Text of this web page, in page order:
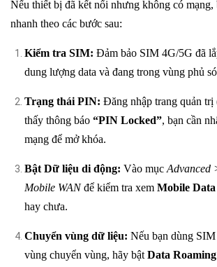
Nếu thiết bị đã kết nối nhưng không có mạng,
nhanh theo các bước sau:
Kiểm tra SIM: Đảm bảo SIM 4G/5G đã
dung lượng data và đang trong vùng phủ
Trạng thái PIN: Đăng nhập trang quản trị
thấy thông báo “PIN Locked”, bạn cần
mạng để mở khóa.
Bật Dữ liệu di động: Vào mục Advanced
Mobile WANđể kiểm tra xem Mobile Data
hay chưa.
Chuyển vùng dữ liệu: Nếu bạn dùng
vùng chuyển vùng, hãy bật Data Roaming